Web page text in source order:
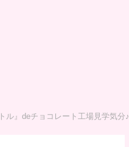
ル』deチョコレート工場見学気分♪